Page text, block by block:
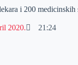
i 200
2020. 21:24